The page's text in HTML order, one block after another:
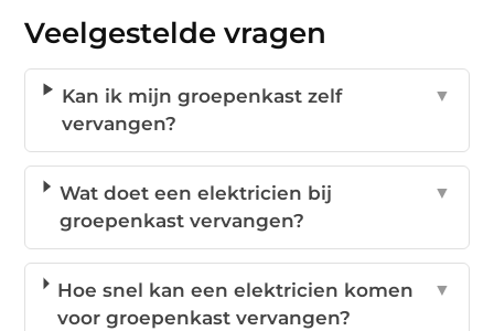
Veelgestelde vragen
Kan ik mijn groepenkast zelf
vervangen?
▼
Wat doet een elektricien bij
groepenkast vervangen?
▼
Hoe snel kan een elektricien komen
voor groepenkast vervangen?
▼